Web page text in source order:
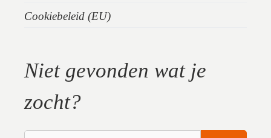
Cookiebeleid (EU)
Niet gevonden wat je
zocht?